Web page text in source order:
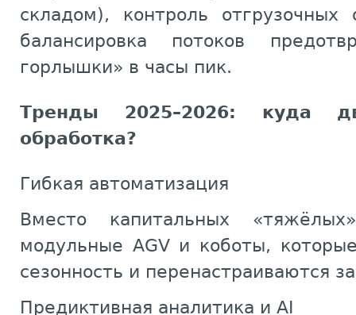
складом), контроль
балансировка потоков
горлышки» в часы пик.
Тренды 2025–2026: куда
обработка?
Гибкая автоматизация
Вместо капитальных
модульные AGV и коботы,
сезонность и перенастраиваются
Предиктивная аналитика и AI